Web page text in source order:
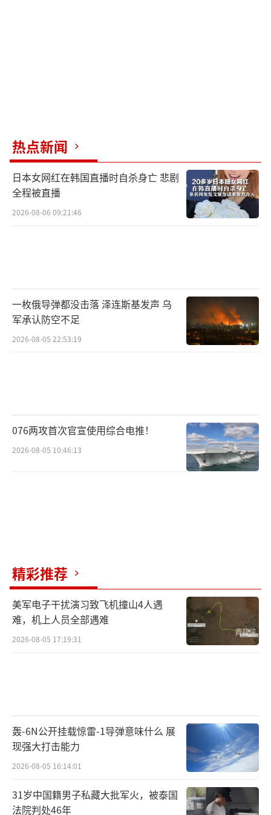
热点新闻
日本女网红在韩国直播时自杀身亡 悲剧
全程被直播
2026-08-06 09:21:46
一枚俄导弹都没击落 泽连斯基发声 乌
军承认防空不足
2026-08-05 22:53:19
076两攻首次官宣使用综合电推！
2026-08-05 10:46:13
精彩推荐
美军电子干扰演习致飞机撞山4人遇
难，机上人员全部遇难
2026-08-05 17:19:31
轰-6N公开挂载惊雷-1导弹意味什么 展
现强大打击能力
2026-08-05 16:14:01
31岁中国籍男子私藏大批军火，被泰国
法院判处46年